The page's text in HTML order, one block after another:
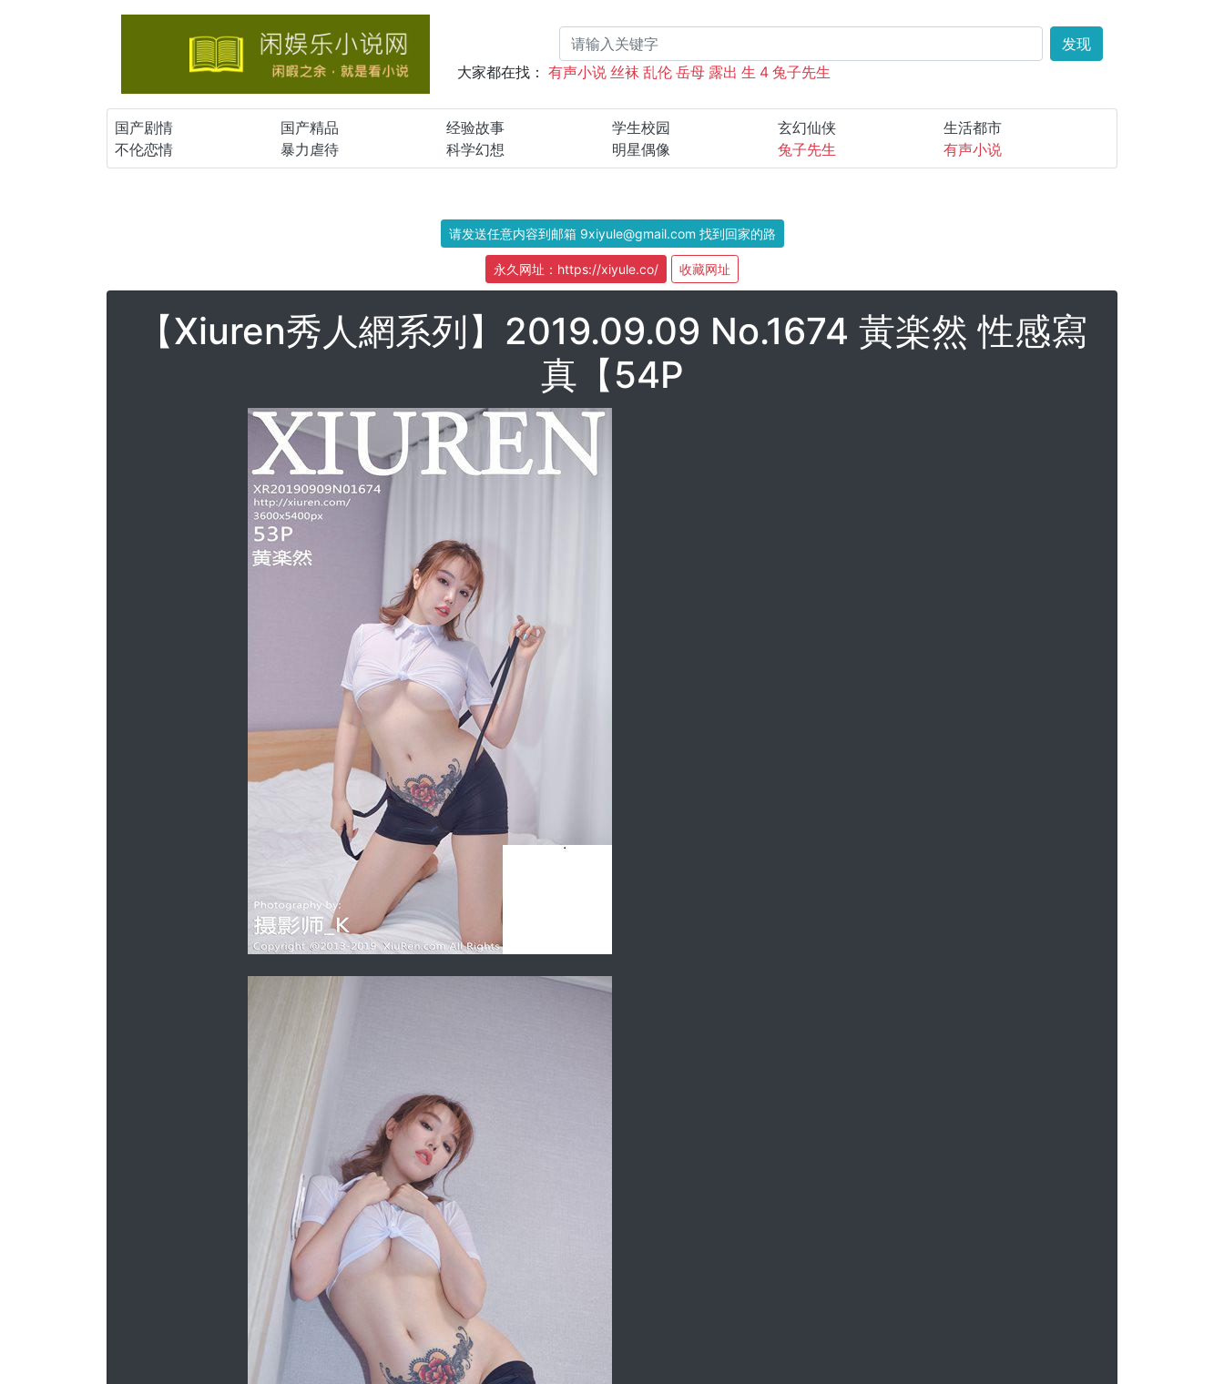
发现
大家都在找： 有声小说 丝袜 乱伦 岳母 露出 生 4 兔子先生
国产剧情 国产精品 经验故事 学生校园 玄幻仙侠
生活都市
不伦恋情
暴力虐待 科学幻想 明星偶像 兔子先生 有声小说
请发送任意内容到邮箱 9xiyule@gmail.com 找到回家的路
永久网址：https://xiyule.co/ 收藏网址
【Xiuren秀人網系列】2019.09.09 No.1674 黃楽然 性感寫
真【54P